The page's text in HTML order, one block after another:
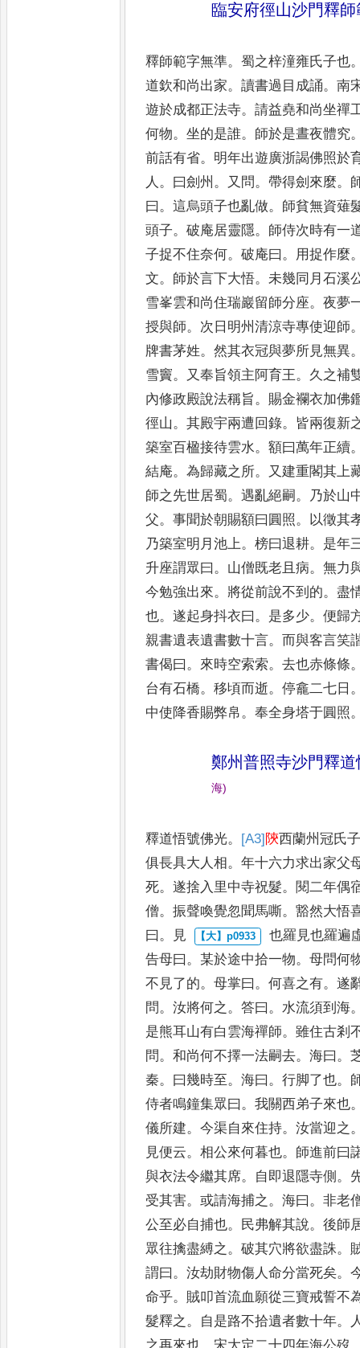
臨安府徑山沙門釋師
釋師範字無準。蜀之梓潼雍氏子也
道欽和尚出家。讀書過目成誦。南
遊於成都正法寺。請益堯和尚坐禪
何物。坐的是誰。 師於是晝夜體究
前話有省。 明年出遊廣浙謁佛照於
人 。 曰劍州 。 又問 。 帶得劍來麼。
曰 。這烏頭子也亂做。 師貧無資薙
頭子。破庵居靈隱。 師侍次時有一
子捉不住奈何。破庵曰 。 用捉作麼
文。 師於言下大悟。 未幾同月石溪
雪峯雲和尚住瑞巖留師分座。夜夢
授與師。 次日明州清涼寺專使迎師
牌書茅姓。然其衣冠與夢所見無異
雪竇。 又奉旨領主阿育王。 久之補
內修政殿說法稱旨 。 賜金襴衣加佛
徑山 。其殿宇兩遭回錄。 皆兩復新
築室百楹接待雲水。額曰萬年正續
結庵。為歸藏之所。 又建重閣其上
師之先世居蜀。遇亂絕嗣 。
乃於山
父。事聞於朝賜額曰圓照 。
以徵其
乃築室明月池上 。榜曰退耕。 是年
升座謂眾曰 。 山僧既老且病。無力
今勉強出來。 將從前說不到的。盡
也。遂起身抖衣曰 。 是多少。便歸
親書遺表遺書數十言。而與客言笑
書偈曰 。 來時空索索。去也赤條條
台有石橋。移頃而逝。停龕二七日
中使降香賜弊帛 。奉全身塔于圓照
鄭州普照寺沙門釋
海)
釋道悟號佛光。 [A3]陝西蘭州冠氏
俱長具大人相。年十六力求出家父
死。遂捨入里中寺祝髮。 閱二年偶
僧。振聲喚覺忽聞馬嘶。豁然大悟
曰。 見
也羅見也羅遍
告母曰。某於途中拾一物。母問何
不 見了的。母掌曰。何喜之有。遂
問。汝將何之。答曰。水流須到海
是熊耳山有白雲海禪師。雖住古剎
問。和尚何不擇一法嗣去。海曰。
秦。 曰幾時至。海曰。行脚了也。
侍者鳴鐘集眾曰。我關西弟子來也
儀所建。今渠自來住持。汝當迎之
見便云。相公來何暮也。 師進前曰
與衣法令繼其席。 自即退隱寺側 。
受其害。或請海捕之。海曰。非老
公至必自捕也。 民弗解其說。後師
眾往擒盡縛之。破其穴將欲盡誅。
謂曰。汝劫財物傷人命分當死矣。
命乎。 賊叩首流血願從三寶戒誓不
髮釋之。 自是路不拾遺者數十年。